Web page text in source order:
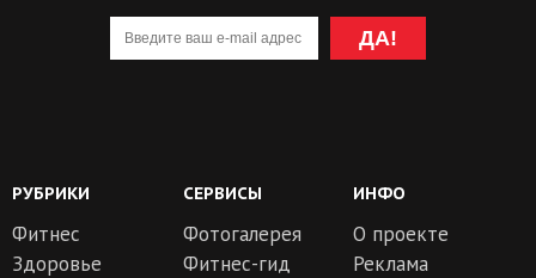
ДА!
РУБРИКИ
Фитнес
Здоровье
СЕРВИСЫ
Фотогалерея
Фитнес-гид
ИНФО
О проекте
Реклама